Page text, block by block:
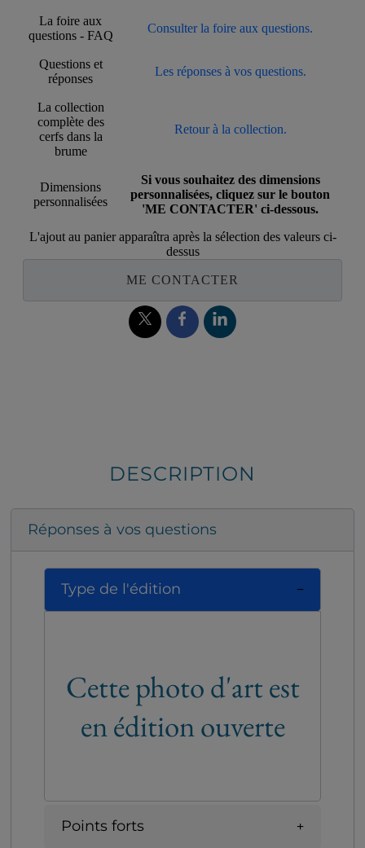
La foire aux
questions - FAQ
Consulter la foire aux questions.
Questions et
réponses
Les réponses à vos questions.
La collection
complète des
cerfs dans la
brume
Retour à la collection.
Dimensions
personnalisées
Si vous souhaitez des dimensions
personnalisées, cliquez sur le bouton
'ME CONTACTER' ci-dessous.
L'ajout au panier apparaîtra après la sélection des valeurs ci-
dessus
ME CONTACTER
DESCRIPTION
Réponses à vos questions
Type de l'édition
Cette photo d'art est
en édition ouverte
Points forts